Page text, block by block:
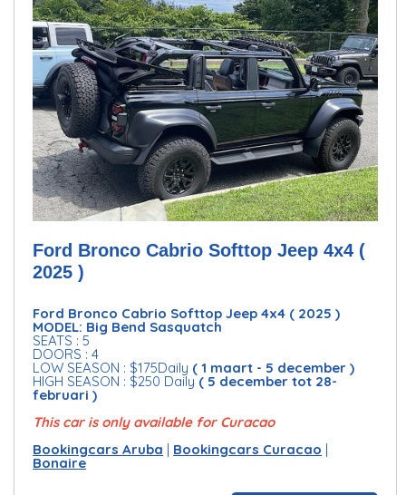
Ford Bronco Cabrio Softtop Jeep 4x4 (
2025 )
Ford Bronco Cabrio Softtop Jeep 4x4 ( 2025 )
MODEL: Big Bend Sasquatch
SEATS : 5
DOORS : 4
LOW SEASON : $175Daily ( 1 maart - 5 december )
HIGH SEASON : $250 Daily ( 5 december tot 28-
februari )
This car is only available for Curacao
Bookingcars Aruba | Bookingcars Curacao |
Bonaire